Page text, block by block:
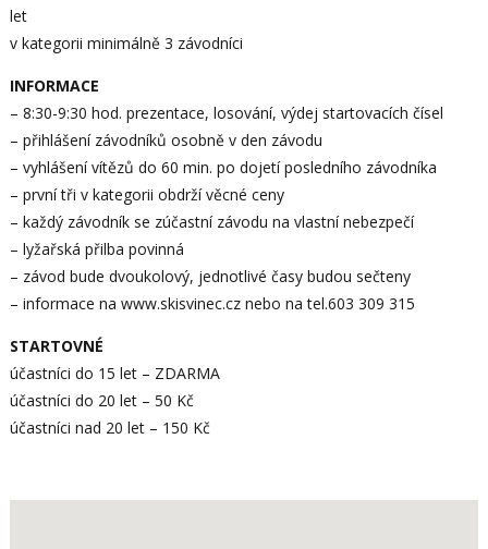
let
v kategorii minimálně 3 závodníci
INFORMACE
– 8:30-9:30 hod. prezentace, losování, výdej startovacích čísel
– přihlášení závodníků osobně v den závodu
– vyhlášení vítězů do 60 min. po dojetí posledního závodníka
– první tři v kategorii obdrží věcné ceny
– každý závodník se zúčastní závodu na vlastní nebezpečí
– lyžařská přilba povinná
– závod bude dvoukolový, jednotlivé časy budou sečteny
– informace na www.skisvinec.cz nebo na tel.603 309 315
STARTOVNÉ
účastníci do 15 let – ZDARMA
účastníci do 20 let – 50 Kč
účastníci nad 20 let – 150 Kč